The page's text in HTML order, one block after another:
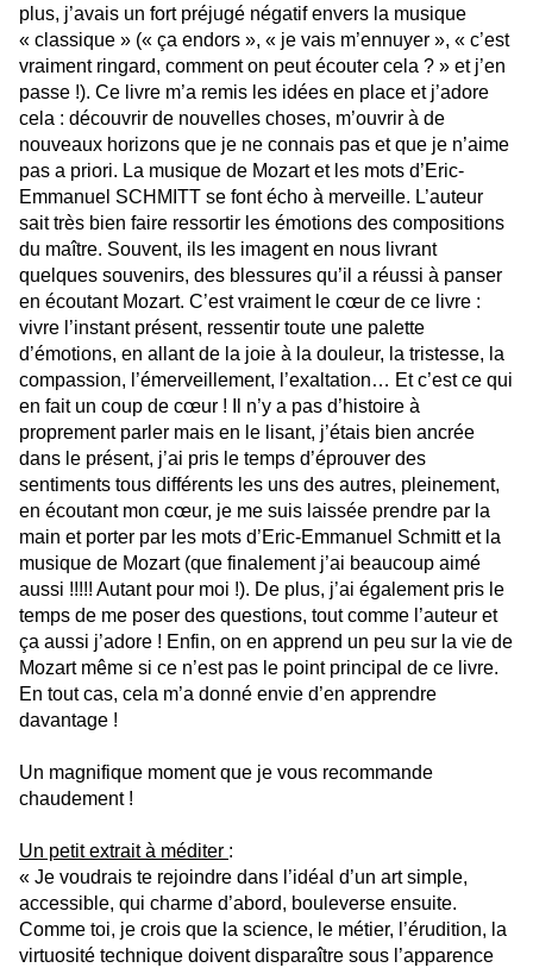
plus, j’avais un fort préjugé négatif envers la musique
« classique » (« ça endors », « je vais m’ennuyer », « c’est
vraiment ringard, comment on peut écouter cela ? » et j’en
passe !). Ce livre m’a remis les idées en place et j’adore
cela : découvrir de nouvelles choses, m’ouvrir à de
nouveaux horizons que je ne connais pas et que je n’aime
pas a priori. La musique de Mozart et les mots d’Eric-
Emmanuel SCHMITT se font écho à merveille. L’auteur
sait très bien faire ressortir les émotions des compositions
du maître. Souvent, ils les imagent en nous livrant
quelques souvenirs, des blessures qu’il a réussi à panser
en écoutant Mozart. C’est vraiment le cœur de ce livre :
vivre l’instant présent, ressentir toute une palette
d’émotions, en allant de la joie à la douleur, la tristesse, la
compassion, l’émerveillement, l’exaltation… Et c’est ce qui
en fait un coup de cœur ! Il n’y a pas d’histoire à
proprement parler mais en le lisant, j’étais bien ancrée
dans le présent, j’ai pris le temps d’éprouver des
sentiments tous différents les uns des autres, pleinement,
en écoutant mon cœur, je me suis laissée prendre par la
main et porter par les mots d’Eric-Emmanuel Schmitt et la
musique de Mozart (que finalement j’ai beaucoup aimé
aussi !!!!! Autant pour moi !). De plus, j’ai également pris le
temps de me poser des questions, tout comme l’auteur et
ça aussi j’adore ! Enfin, on en apprend un peu sur la vie de
Mozart même si ce n’est pas le point principal de ce livre.
En tout cas, cela m’a donné envie d’en apprendre
davantage !
Un magnifique moment que je vous recommande
chaudement !
Un petit extrait à méditer :
« Je voudrais te rejoindre dans l’idéal d’un art simple,
accessible, qui charme d’abord, bouleverse ensuite.
Comme toi, je crois que la science, le métier, l’érudition, la
virtuosité technique doivent disparaître sous l’apparence